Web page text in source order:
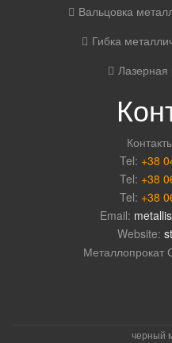
Вальцовка
Гибка
Лазерная
Tel: +38
Tel: +38
Tel: +38
Email:
Website:
Металлопрокат
черный